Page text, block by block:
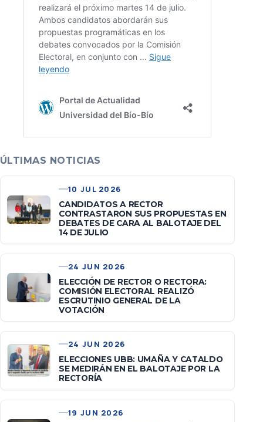
ÚLTIMAS NOTICIAS
10 JUL 2026
CANDIDATOS A RECTOR
CONTRASTARON SUS PROPUESTAS EN
DEBATES DE CARA AL BALOTAJE DEL
14 DE JULIO
24 JUN 2026
ELECCIÓN DE RECTOR O RECTORA:
COMISIÓN ELECTORAL REALIZÓ
ESCRUTINIO GENERAL DE LA
VOTACIÓN
24 JUN 2026
ELECCIONES UBB: UMAÑA Y CATALDO
SE MEDIRÁN EN EL BALOTAJE POR LA
RECTORÍA
19 JUN 2026